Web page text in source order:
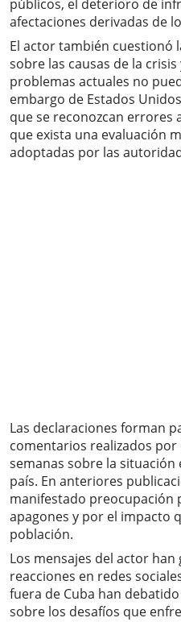
públicos, el deterioro de
afectaciones derivadas de
El actor también cuestionó
sobre las causas de la
problemas actuales no
embargo de Estados
que se reconozcan errores
que exista una evaluación
adoptadas por las
Las declaraciones forman
comentarios realizados por
semanas sobre la
país. En anteriores
manifestado preocupación
apagones y por el impacto
población.
Los mensajes del actor
reacciones en redes
fuera de Cuba han
sobre los desafíos que